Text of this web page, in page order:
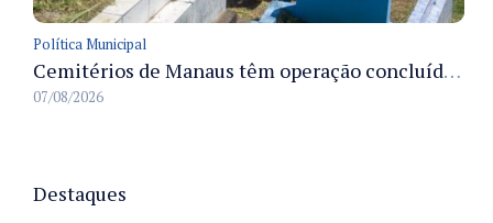
Política Municipal
Cemitérios de Manaus têm operação concluída e estrutura pronta para receber famílias no Dia dos Pais
07/08/2026
Destaques